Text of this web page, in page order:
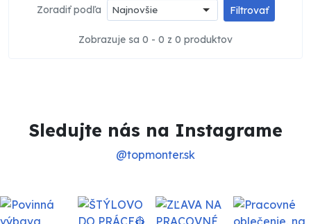
Zoradiť podľa Najnovšie Filtrovať
Zobrazuje sa 0 - 0 z 0 produktov
Sledujte nás na Instagrame
@topmonter.sk